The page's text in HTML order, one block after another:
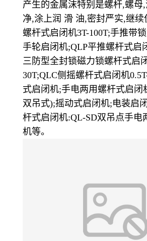
产生的金属沫特别是螺杆,螺母
净,涂上润 滑 油,密封严实,继续
螺杆式启闭机3T-100T;手推带
手轮启闭机;QLP平推螺杆式启
三防型全封锁磁力锁螺杆式启
30T;QLC侧摇螺杆式启闭机
式启闭机;手电两用螺杆式启闭
双吊式);摇动式启闭机;电装启
杆式启闭机:QL-SD双吊点手电
机等。